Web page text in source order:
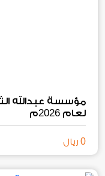
مؤسسة عبدالله
لعام 2026م
0 ريال